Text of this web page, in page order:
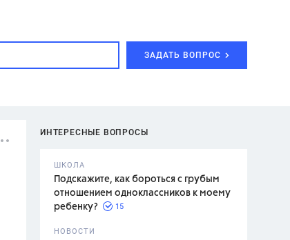
ЗАДАТЬ ВОПРОС
ИНТЕРЕСНЫЕ ВОПРОСЫ
ШКОЛА
Подскажите, как бороться с грубым
отношением одноклассников к моему
ребенку?
15
НОВОСТИ